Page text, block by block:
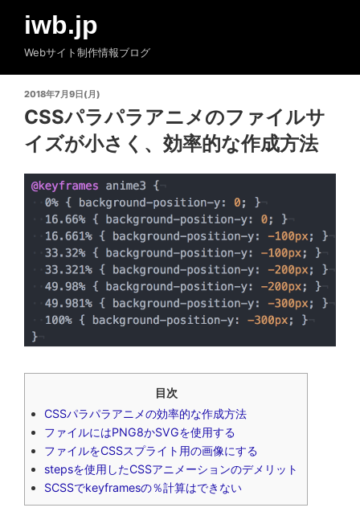
iwb.jp
Webサイト制作情報ブログ
投
稿
日:
2018年7月9日(月)
CSSパラパラアニメのファイルサ
イズが小さく、効率的な作成方法
目次
CSSパラパラアニメの効率的な作成方法
ファイルにはPNG8かSVGを使用する
ファイルをCSSスプライト用の画像にする
stepsを使用したCSSアニメーションのデメリット
SCSSでkeyframesの％計算はできない